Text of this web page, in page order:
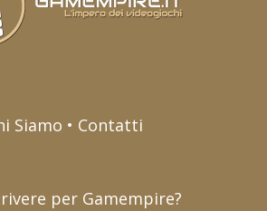
Siamo • Contatti
per Gamempire?